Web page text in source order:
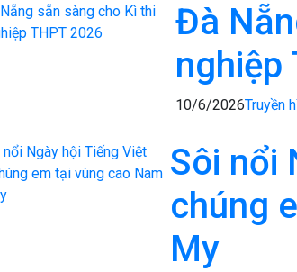
Đà
nghiệp
10/6/2026Truyền
Sôi nổi
chúng
My